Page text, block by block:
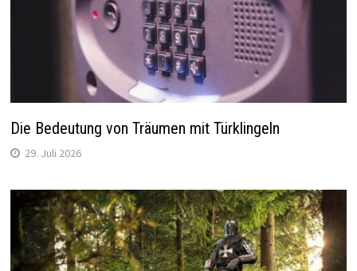
Die Bedeutung von Träumen mit Türklingeln
29. Juli 2026